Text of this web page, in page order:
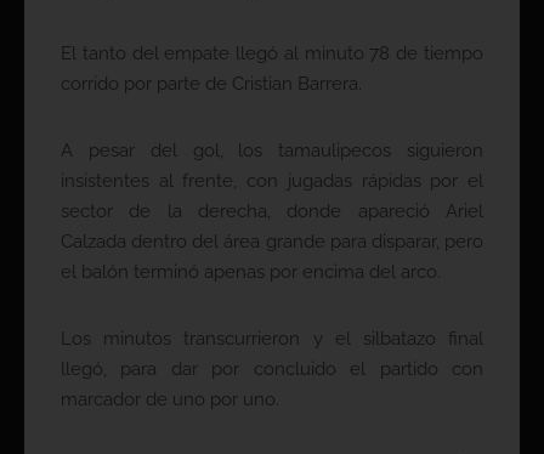
El tanto del empate llegó al minuto 78 de tiempo
corrido por parte de Cristian Barrera.
A pesar del gol, los tamaulipecos siguieron
insistentes al frente, con jugadas rápidas por el
sector de la derecha, donde apareció Ariel
Calzada dentro del área grande para disparar, pero
el balón terminó apenas por encima del arco.
Los minutos transcurrieron y el silbatazo final
llegó, para dar por concluido el partido con
marcador de uno por uno.